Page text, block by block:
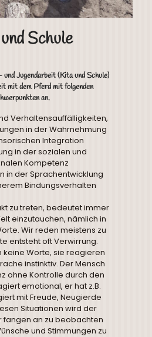
Schule
Jugendarbeit (Kita und Schule)
mit dem Pferd mit folgenden
an.
Verhaltensauffälligkeiten,
in der Wahrnehmung
Integration
in der sozialen und
Kompetenz
in der Sprachentwicklung
Bindungsverhalten
zu treten, bedeutet immer
einzutauchen, nämlich in
Wir reden meistens zu
entsteht oft Verwirrung.
Worte, sie reagieren
instinktiv. Der Mensch
ohne Kontrolle durch den
emotional, er hat z.B.
mit Freude, Neugierde
Situationen wird der
fangen an zu beobachten
und Stimmungen zu